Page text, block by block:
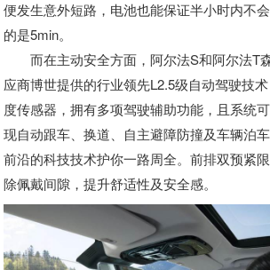
便发生意外短路，电池也能保证半小时内不
的是5min。
而在主动安全方面，阿尔法S和阿尔法T
应商博世提供的行业领先L2.5级自动驾驶技
度传感器，拥有多项驾驶辅助功能，且系统
现自动跟车、换道、自主避障防撞及车辆泊车
前沿的科技技术护你一路周全。前排双预紧
除佩戴间隙，提升舒适性及安全感。